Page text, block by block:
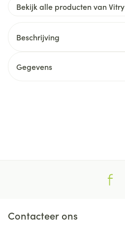
Bekijk alle producten van Vitry
Beschrijving
Gegevens
Contacteer ons